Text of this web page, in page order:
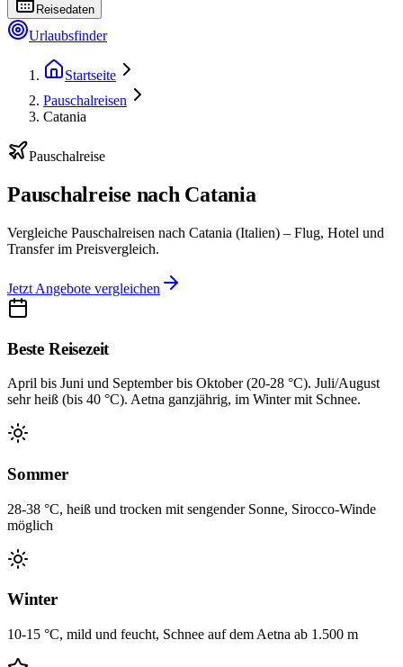
Reisedaten
Urlaubsfinder
Startseite
Pauschalreisen
Catania
Pauschalreise
Pauschalreise nach Catania
Vergleiche Pauschalreisen nach Catania (Italien) – Flug, Hotel und
Transfer im Preisvergleich.
Jetzt Angebote vergleichen
Beste Reisezeit
April bis Juni und September bis Oktober (20-28 °C). Juli/August
sehr heiß (bis 40 °C). Aetna ganzjährig, im Winter mit Schnee.
Sommer
28-38 °C, heiß und trocken mit sengender Sonne, Sirocco-Winde
möglich
Winter
10-15 °C, mild und feucht, Schnee auf dem Aetna ab 1.500 m